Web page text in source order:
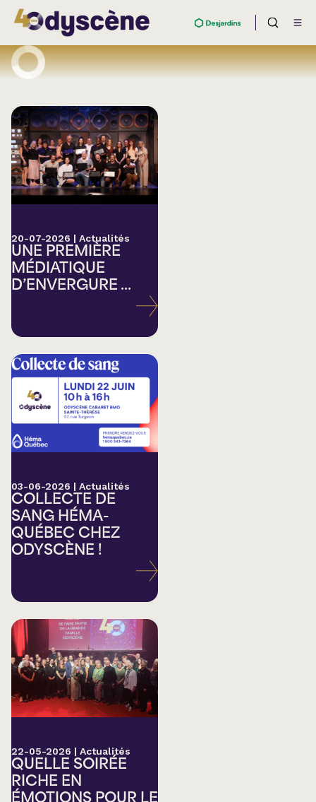
20-07-2026 | Actualités
UNE PREMIÈRE
MÉDIATIQUE
D’ENVERGURE ...
03-06-2026 | Actualités
COLLECTE DE
SANG HÉMA-
QUÉBEC CHEZ
ODYSCÈNE !
22-05-2026 | Actualités
QUELLE SOIRÉE
RICHE EN
ÉMOTIONS POUR LE